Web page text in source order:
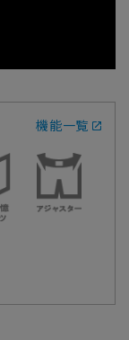
機能一覧